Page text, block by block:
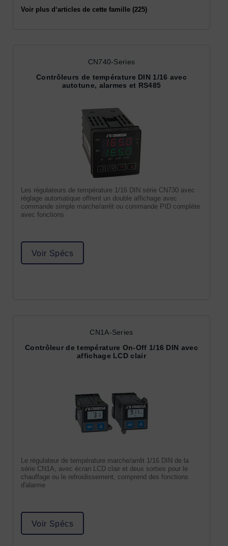
Voir plus d‘articles de cette famille (225)
CN740-Series
Contrôleurs de température DIN 1/16 avec
autotune, alarmes et RS485
Les régulateurs de température 1/16 DIN série CN730 avec
réglage automatique offrent un double affichage avec
commande simple marche/arrêt ou commande PID complète
avec fonctions
Voir Spécs
CN1A-Series
Contrôleur de température On-Off 1/16 DIN avec
affichage LCD clair
Le régulateur de température marche/arrêt 1/16 DIN de la
série CN1A, avec écran LCD clair et deux sorties pour le
chauffage ou le refroidissement, comprend des fonctions
d'alarme
Voir Spécs